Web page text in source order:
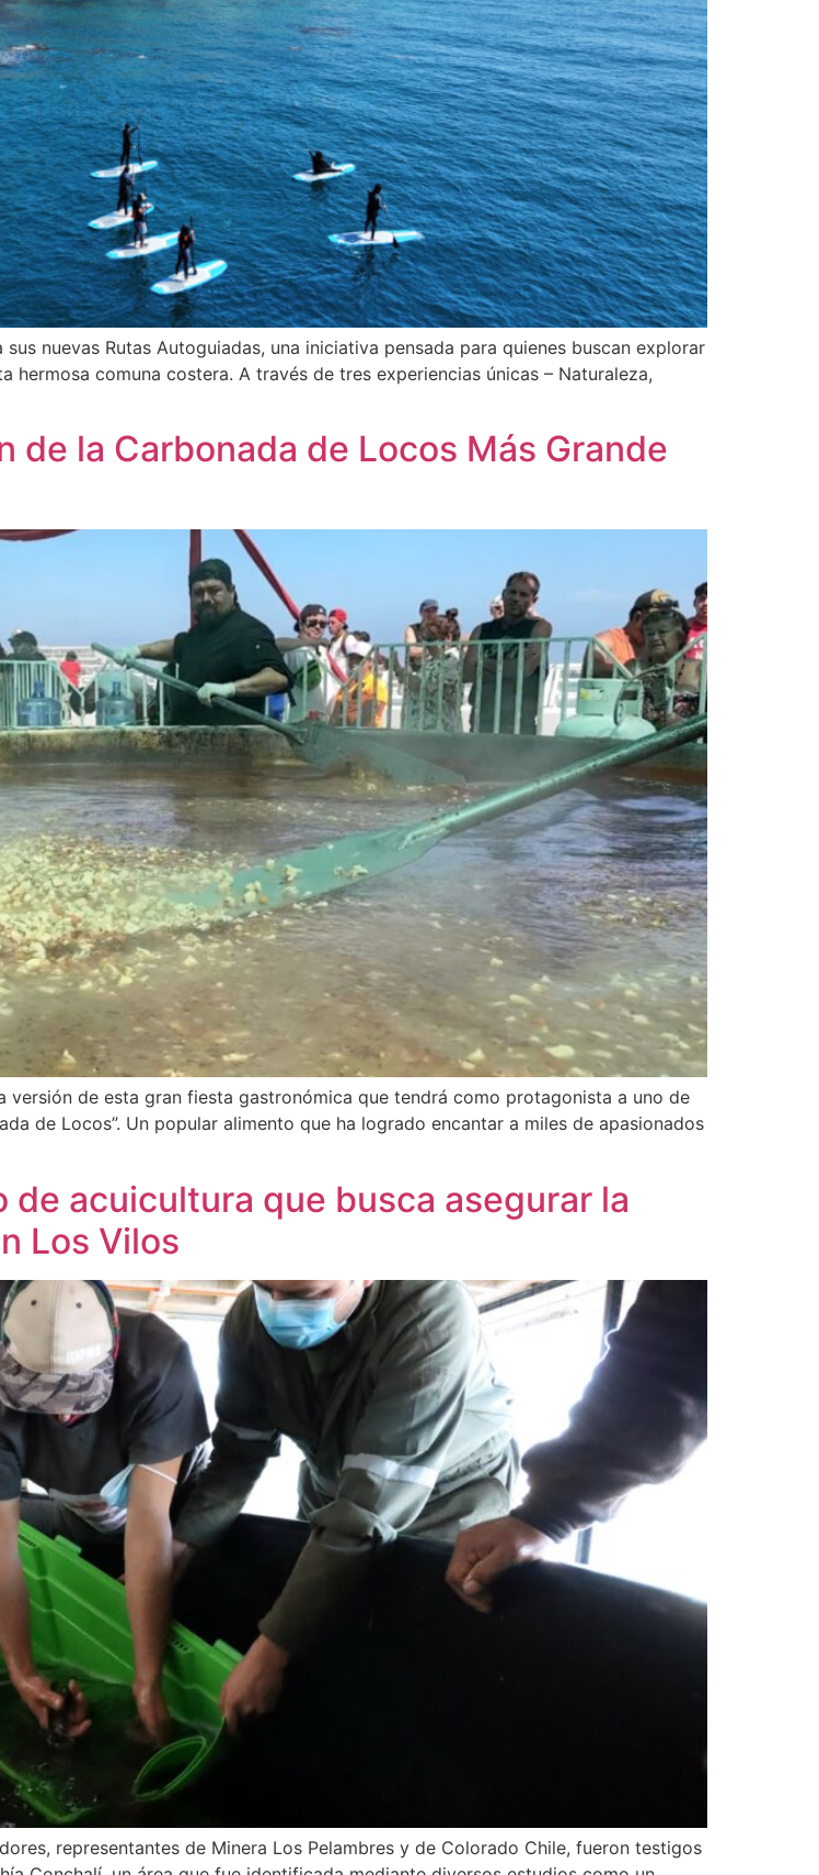
nuevas Rutas Autoguiadas, una iniciativa pensada para quienes buscan explorar
comuna costera. A través de tres experiencias únicas – Naturaleza,
de la Carbonada de Locos Más Grande
versión de esta gran fiesta gastronómica que tendrá como protagonista a uno de
de Locos”. Un popular alimento que ha logrado encantar a miles de apasionados
acuicultura que busca asegurar la
Los Vilos
representantes de Minera Los Pelambres y de Colorado Chile, fueron testigos